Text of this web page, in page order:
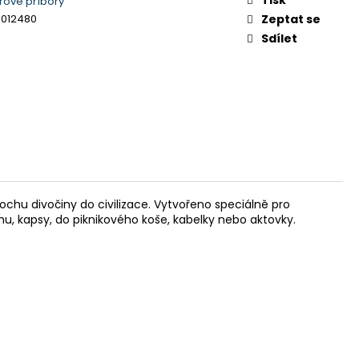
Zeptat se
Sdílet
divočiny do civilizace. Vytvořeno speciálně pro
kapsy, do piknikového koše, kabelky nebo aktovky.